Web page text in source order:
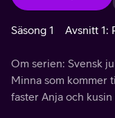
Säsong 1 Avsnitt 1:
Om serien: Svensk
Minna som kommer
faster Anja och